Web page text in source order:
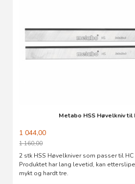
Metabo HSS Høvelkniv til
1 044,00
1 160,00
Rabatt
2 stk HSS Høvelkniver som passer til
Produktet har lang levetid, kan
mykt og hardt tre.